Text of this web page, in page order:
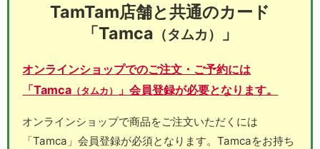
TamTam店舗と共通のカード
「Tamca （タムカ） 」
オンラインショップでのご注文・ご予約には
「Tamca （タムカ） 」会員登録が必要となります。
オンラインショップで商品をご注文いただくには
「Tamca」会員登録が必須となります。Tamcaをお持ち